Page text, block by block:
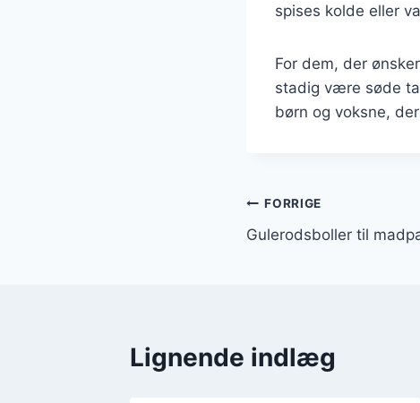
spises kolde eller
For dem, der
stadig være søde
børn og voksne,
FORRIGE
Gulerodsboller til
Lignende indlæg